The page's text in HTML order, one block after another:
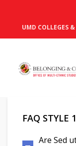
UMD COLLEGES
FAQ STYLE 1
Are Sed